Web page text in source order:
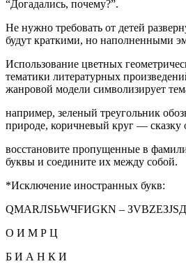
“Догадались, почему?”.
Не нужно требовать от детей
будут краткими, но наполненными
Использование цветных
тематики литературных
жанровой модели символизирует
например, зеленый треугольник
природе, коричневый круг — сказку
восстановите пропущенные в
буквы и соедините их между собой.
*Исключение иностранных букв:
QМАRЛSЬWЧFИGКN –
О И М Р Ц
Б И А Н К И